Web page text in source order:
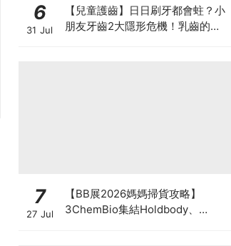
6
31 Jul
【兒童護齒】日日刷牙都會蛀？小
朋友牙齒2大隱形危機！乳齒的琺
7
27 Jul
【BB展2026媽媽掃貨攻略】
3ChemBio集結Holdbody、